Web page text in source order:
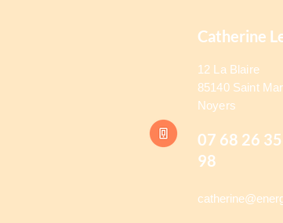
Catherine
12 La Blaire
85140 Saint
Noyers
07 68 26 35
98